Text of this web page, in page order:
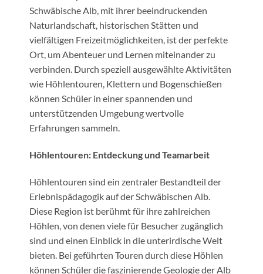
Schwäbische Alb, mit ihrer beeindruckenden
Naturlandschaft, historischen Stätten und
vielfältigen Freizeitmöglichkeiten, ist der perfekte
Ort, um Abenteuer und Lernen miteinander zu
verbinden. Durch speziell ausgewählte Aktivitäten
wie Höhlentouren, Klettern und Bogenschießen
können Schüler in einer spannenden und
unterstützenden Umgebung wertvolle
Erfahrungen sammeln.
Höhlentouren: Entdeckung und Teamarbeit
Höhlentouren sind ein zentraler Bestandteil der
Erlebnispädagogik auf der Schwäbischen Alb.
Diese Region ist berühmt für ihre zahlreichen
Höhlen, von denen viele für Besucher zugänglich
sind und einen Einblick in die unterirdische Welt
bieten. Bei geführten Touren durch diese Höhlen
können Schüler die faszinierende Geologie der Alb